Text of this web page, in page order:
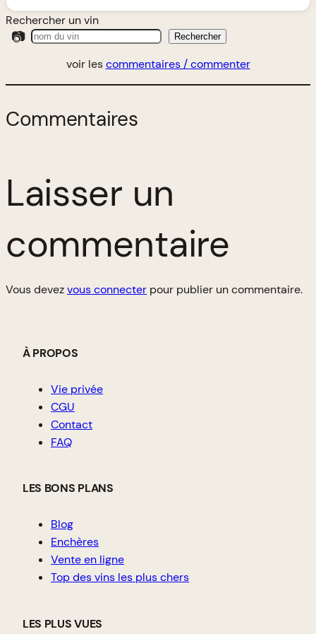
Rechercher un vin
📷 Rechercher
voir lescommentaires / commenter
Commentaires
Laisser un
commentaire
Vous devezvous connecter pour publier un commentaire.
À PROPOS
Vie privée
CGU
Contact
FAQ
LES BONS PLANS
Blog
Enchères
Vente en ligne
Top des vins les plus chers
LES PLUS VUES